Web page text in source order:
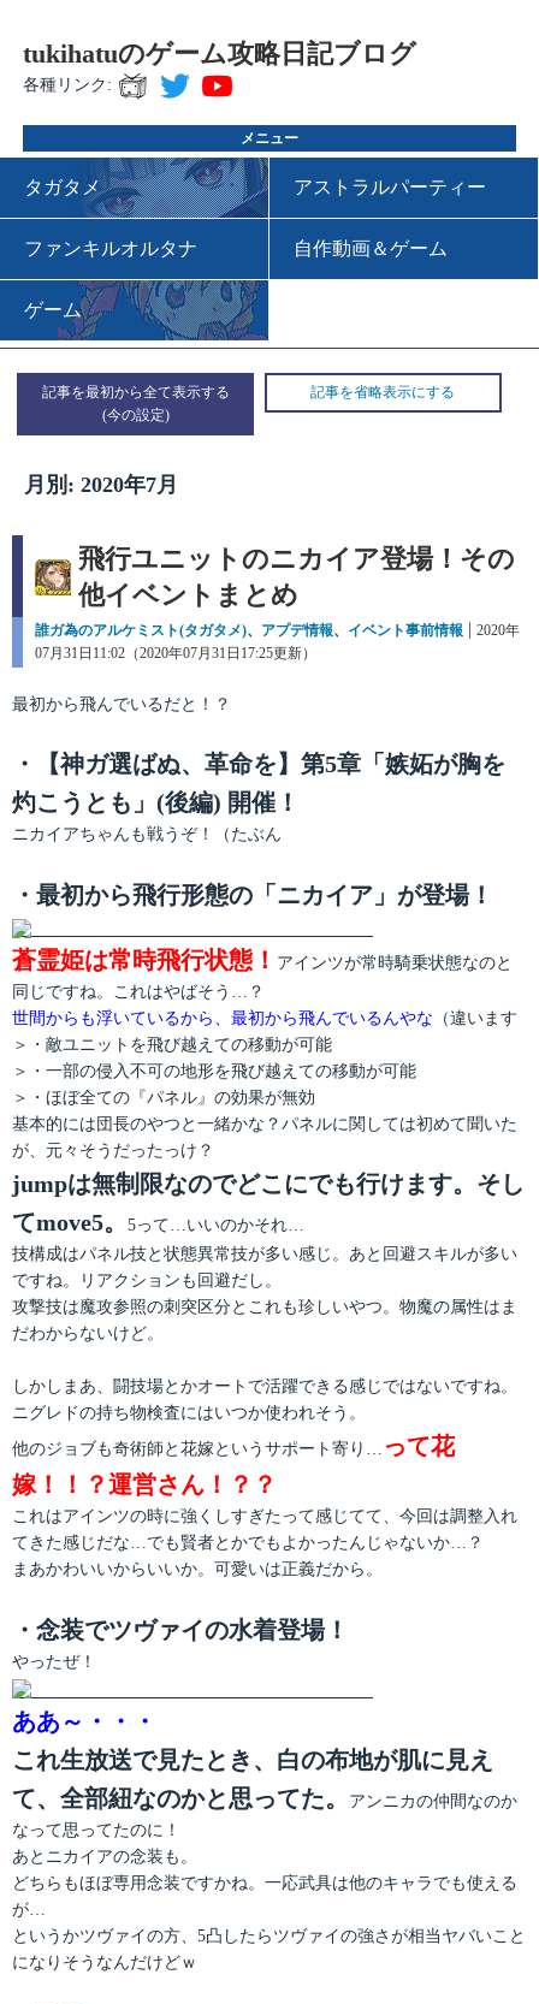
tukihatuのゲーム攻略日記ブログ
各種リンク:
メニュー
タガタメ アストラルパーティー
ファンキルオルタナ 自作動画＆ゲーム
ゲーム
記事を最初から全て表示する 記事を省略表示にする
月別: 2020年7月
飛行ユニットのニカイア登場！その
他イベントまとめ
カ
テ
リ
誰ガ為のアルケミスト(タガタメ)、 アプデ情報、 イベント事前情報
投
2020年
07月31日11:02（2020年07月31日17:25更新）
最初から飛んでいるだと！？
・【神ガ選ばぬ、革命を】第5章「嫉妬が胸を
灼こうとも」(後編) 開催！
ニカイアちゃんも戦うぞ！（たぶん
・最初から飛行形態の「ニカイア」が登場！
蒼霊姫は常時飛行状態！ アインツが常時騎乗状態なのと
同じですね。これはやばそう…？
世間からも浮いているから、最初から飛んでいるんやな （違います
＞・敵ユニットを飛び越えての移動が可能
＞・一部の侵入不可の地形を飛び越えての移動が可能
＞・ほぼ全ての『パネル』の効果が無効
基本的には団長のやつと一緒かな？パネルに関しては初めて聞いた
が、元々そうだったっけ？
jumpは無制限なのでどこにでも行けます。そし
てmove5。
5って…いいのかそれ…
技構成はパネル技と状態異常技が多い感じ。あと回避スキルが多い
ですね。リアクションも回避だし。
攻撃技は魔攻参照の刺突区分とこれも珍しいやつ。物魔の属性はま
だわからないけど。
しかしまあ、闘技場とかオートで活躍できる感じではないですね。
ニグレドの持ち物検査にはいつか使われそう。
他のジョブも奇術師と花嫁というサポート寄り… って花
嫁！！？運営さん！？？
これはアインツの時に強くしすぎたって感じてて、今回は調整入れ
てきた感じだな…でも賢者とかでもよかったんじゃないか…？
まあかわいいからいいか。可愛いは正義だから。
・念装でツヴァイの水着登場！
やったぜ！
ああ～・・・
これ生放送で見たとき、白の布地が肌に見え
て、全部紐なのかと思ってた。
アンニカの仲間なのか
なって思ってたのに！
あとニカイアの念装も。
どちらもほぼ専用念装ですかね。一応武具は他のキャラでも使える
が…
というかツヴァイの方、5凸したらツヴァイの強さが相当ヤバいこと
になりそうなんだけどｗ